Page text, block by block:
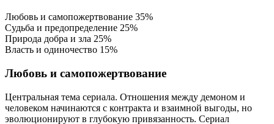
Любовь и самопожертвование 35%
Судьба и предопределение 25%
Природа добра и зла 25%
Власть и одиночество 15%
Любовь и самопожертвование
Центральная тема сериала. Отношения между демоном и
человеком начинаются с контракта и взаимной выгоды, но
эволюционируют в глубокую привязанность. Сериал